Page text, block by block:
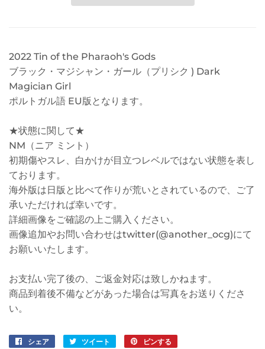
2022 Tin of the Pharaoh's Gods
ブラック・マジシャン・ガール（プリシク ) Dark
Magician Girl
ポルトガル語 EU版となります。
★状態に関して★
NM（ニア ミント）
初期傷やスレ、白かけが目立つレベルではない状態を表し
ております。
海外版は日版と比べて作りが荒いとされているので、ご了
承いただければ幸いです。
詳細画像をご確認の上ご購入ください。
画像追加やお問い合わせはtwitter(@another_ocg)にて
お願いいたします。
お支払い完了後の、ご返金対応は致しかねます。
商品到着後不備などがあった場合は写真をお送りくださ
い。
シェア
Facebookツイート
Twitter
ピンする